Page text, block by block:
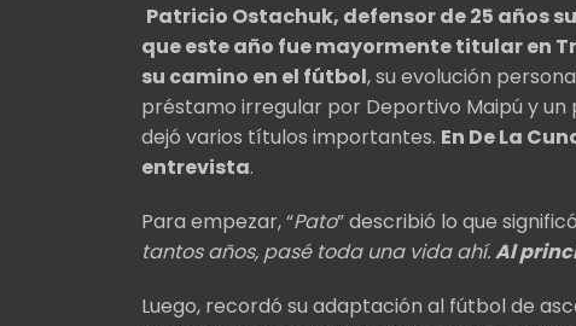
Patricio Ostachuk, defensor de 25 años
que este año fue mayormente titular en
su camino en el fútbol, su evolución
préstamo irregular por Deportivo Maipú y un
dejó varios títulos importantes. En De La
entrevista.
Para empezar, “Pato” describió lo que
tantos años, pasé toda una vida ahí.Al
Luego, recordó su adaptación al fútbol de